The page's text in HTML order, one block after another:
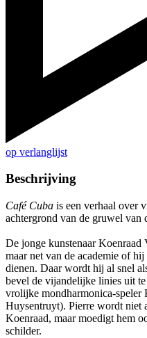
op verlanglijst
Beschrijving
Café Cuba is een verhaal over
achtergrond van de gruwel van
De jonge kunstenaar
maar net van de academie of
dienen. Daar wordt hij al snel
bevel de vijandelijke linies uit
vrolijke mondharmonica-speler
Huysentruyt). Pierre wordt niet
Koenraad, maar moedigt hem
schilder.